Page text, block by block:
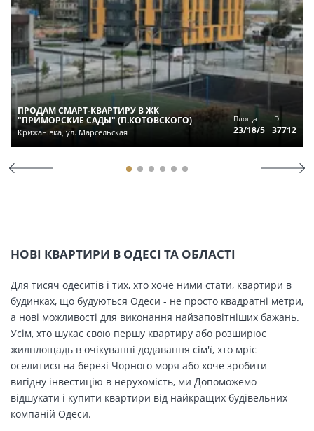
ПРОДАМ СМАРТ-КВАРТИРУ В ЖК
"ПРИМОРСКИЕ САДЫ" (П.КОТОВСКОГО)
Крижанівка, ул. Марсельская
Площа
23/18/5
ID
37712
НОВІ КВАРТИРИ В ОДЕСІ ТА ОБЛАСТІ
Для тисяч одеситів і тих, хто хоче ними стати, квартири в
будинках, що будуються Одеси - не просто квадратні метри,
а нові можливості для виконання найзаповітніших бажань.
Усім, хто шукає свою першу квартиру або розширює
жилплощадь в очікуванні додавання сім'ї, хто мріє
оселитися на березі Чорного моря або хоче зробити
вигідну інвестицію в нерухомість, ми Допоможемо
відшукати і купити квартири від найкращих будівельних
компаній Одеси.